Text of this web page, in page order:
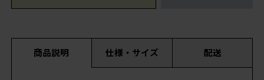
商品説明 仕様・サイズ 配送